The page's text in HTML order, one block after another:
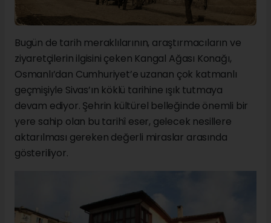
Bugün de tarih meraklılarının, araştırmacıların ve
ziyaretçilerin ilgisini çeken Kangal Ağası Konağı,
Osmanlı’dan Cumhuriyet’e uzanan çok katmanlı
geçmişiyle Sivas’ın köklü tarihine ışık tutmaya
devam ediyor. Şehrin kültürel belleğinde önemli bir
yere sahip olan bu tarihî eser, gelecek nesillere
aktarılması gereken değerli miraslar arasında
gösteriliyor.